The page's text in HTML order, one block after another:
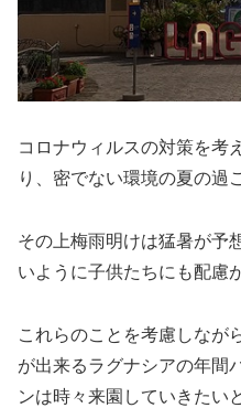
コロナウィルスの対策を考
り、密でない環境の夏の過
その上梅雨明けは猛暑が予
いように子供たちにも配慮
これらのことを考慮しなが
が出来るラグナシアの年間
ンは時々来園していきたい